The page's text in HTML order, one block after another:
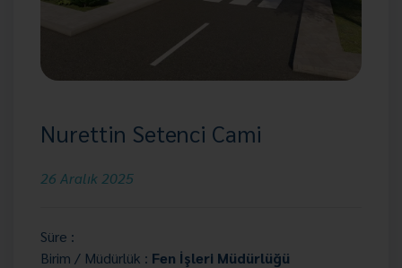
Nurettin Setenci Cami
26 Aralık 2025
Süre :
Birim / Müdürlük : Fen İşleri Müdürlüğü